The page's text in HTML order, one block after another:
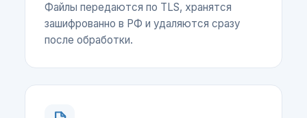
Файлы передаются по TLS, хранятся
зашифрованно в РФ и удаляются сразу
после обработки.